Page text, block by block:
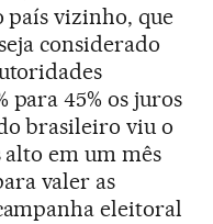
país vizinho, que
considerado
para 45% os juros
brasileiro viu o
em um mês
valer as
eleitoral